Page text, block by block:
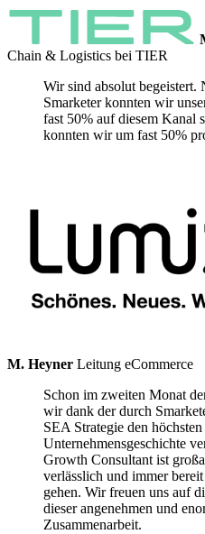
Chain & Logistics bei TIER
Wir sind absolut begeistert.
Smarketer konnten wir
fast 50% auf diesem Kanal
konnten wir um fast 50%
M. Heyner Leitung eCommerce
Schon im zweiten Monat
wir dank der durch
SEA Strategie den
Unternehmensgeschichte
Growth Consultant ist
verlässlich und immer
gehen. Wir freuen uns auf
dieser angenehmen und
Zusammenarbeit.